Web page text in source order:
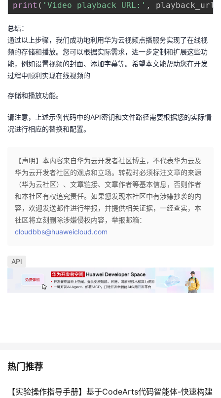
print ( 'Video playback URL:' , playback_url
总结：
通过以上步骤，我们成功地利用华为云视频点播服务实现了在线视
频的存储和播放。您可以根据实际需求，进一步定制和扩展这些功
能，例如设置视频的封面、添加字幕等。希望本文能帮助您在开发
过程中顺利实现在线视频的
存储和播放功能。
请注意，上述示例代码中的API密钥和文件路径需要根据您的实际情
况进行相应的替换和配置。
【声明】本内容来自华为云开发者社区博主，不代表华为云及
华为云开发者社区的观点和立场。转载时必须标注文章的来源
（华为云社区）、文章链接、文章作者等基本信息，否则作者
和本社区有权追究责任。如果您发现本社区中有涉嫌抄袭的内
容，欢迎发送邮件进行举报，并提供相关证据，一经查实，本
社区将立刻删除涉嫌侵权内容，举报邮箱：
cloudbbs@huaweicloud.com
API
热门推荐
【实验操作指导手册】基于CodeArts代码智能体-快速构建